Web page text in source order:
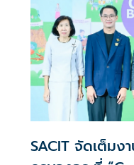
SACIT จัดเต็มง